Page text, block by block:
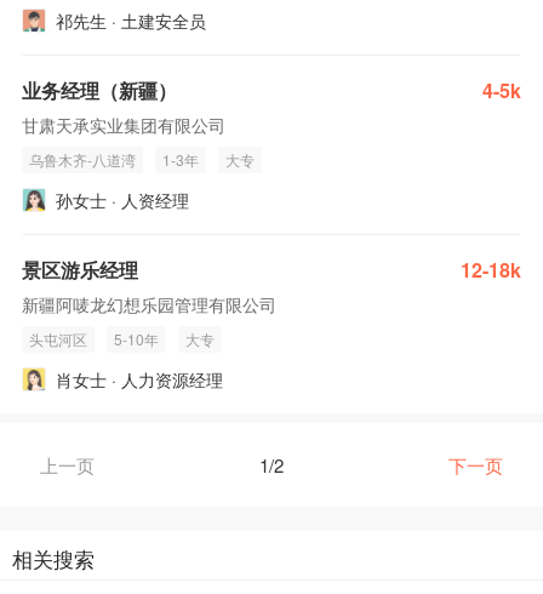
祁先生 · 土建安全员
业务经理（新疆） 4-5k
甘肃天承实业集团有限公司
乌鲁木齐-八道湾 1-3年 大专
孙女士 · 人资经理
景区游乐经理 12-18k
新疆阿唛龙幻想乐园管理有限公司
头屯河区 5-10年 大专
肖女士 · 人力资源经理
上一页 1/2 下一页
相关搜索